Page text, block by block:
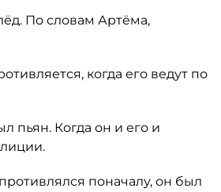
По словам Артёма,
когда его ведут по
пьян. Когда он и его и
поначалу, он был